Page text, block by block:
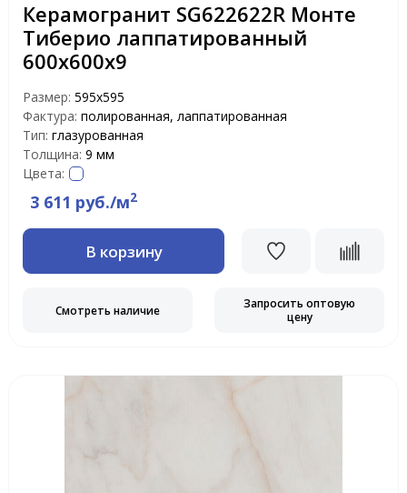
Керамогранит SG622622R Монте
Тиберио лаппатированный
600х600х9
Размер: 595x595
Фактура: полированная, лаппатированная
Тип: глазурованная
Толщина: 9 мм
Цвета:
3 611 руб./м2
В корзину
Смотреть наличие
Запросить оптовую
цену